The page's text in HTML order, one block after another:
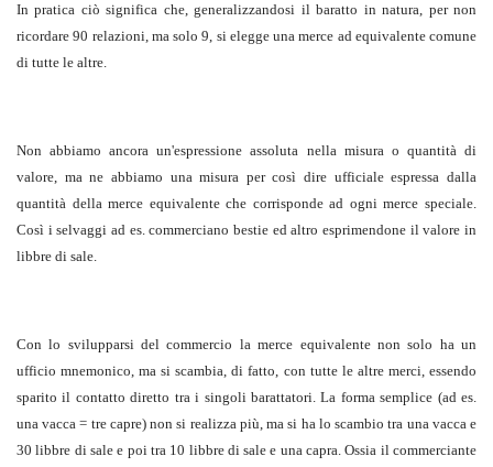
In pratica ciò significa che, generalizzandosi il baratto in natura, per non
ricordare 90 relazioni, ma solo 9, si elegge una merce ad equivalente comune
di tutte le altre.
Non abbiamo ancora un'espressione assoluta nella misura o quantità di
valore, ma ne abbiamo una misura per così dire ufficiale espressa dalla
quantità della merce equivalente che corrisponde ad ogni merce speciale.
Così i selvaggi ad es. commerciano bestie ed altro esprimendone il valore in
libbre di sale.
Con lo svilupparsi del commercio la merce equivalente non solo ha un
ufficio mnemonico, ma si scambia, di fatto, con tutte le altre merci, essendo
sparito il contatto diretto tra i singoli barattatori. La forma semplice (ad es.
una vacca = tre capre) non si realizza più, ma si ha lo scambio tra una vacca e
30 libbre di sale e poi tra 10 libbre di sale e una capra. Ossia il commerciante